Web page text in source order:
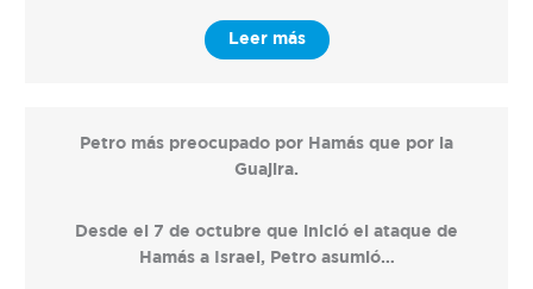
Leer más
Petro más preocupado por Hamás que por la
Guajira.
Desde el 7 de octubre que inició el ataque de
Hamás a Israel, Petro asumió…